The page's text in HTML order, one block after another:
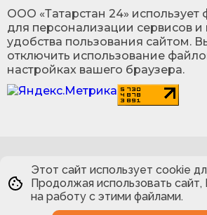
ООО «Татарстан 24»
для персонализации сервисов
удобства пользования сайтом.
отключить использование
настройках вашего браузера.
Этот сайт использует cookie
Продолжая использовать
на работу с этими файлами.